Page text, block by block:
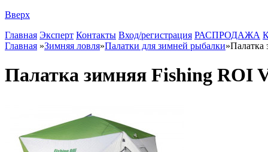
Вверх
Главная Эксперт Контакты Вход/регистрация РАСПРОДАЖА
Главная »Зимняя ловля»Палатки для зимней рыбалки»Палатка
Палатка зимняя Fishing ROI